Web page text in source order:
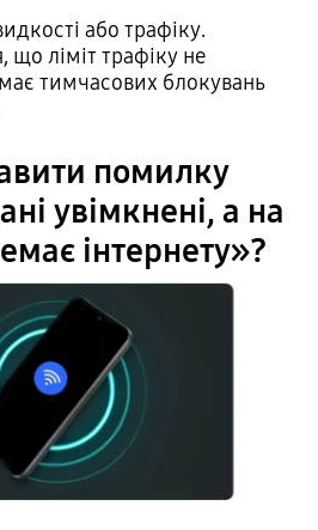
або трафіку.
що ліміт трафіку не
тимчасових блокувань
помилку
увімкнені, а на
інтернету»?